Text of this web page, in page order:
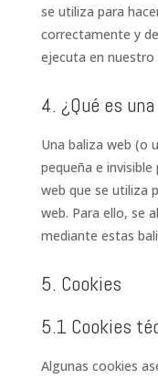
se utiliza para
correctamente y
ejecuta en
4. ¿Qué es
Una baliza web (o
pequeña e
web que se utiliza
web. Para ello, se
mediante estas
5. Cookies
5.1 Cookies
Algunas cookies